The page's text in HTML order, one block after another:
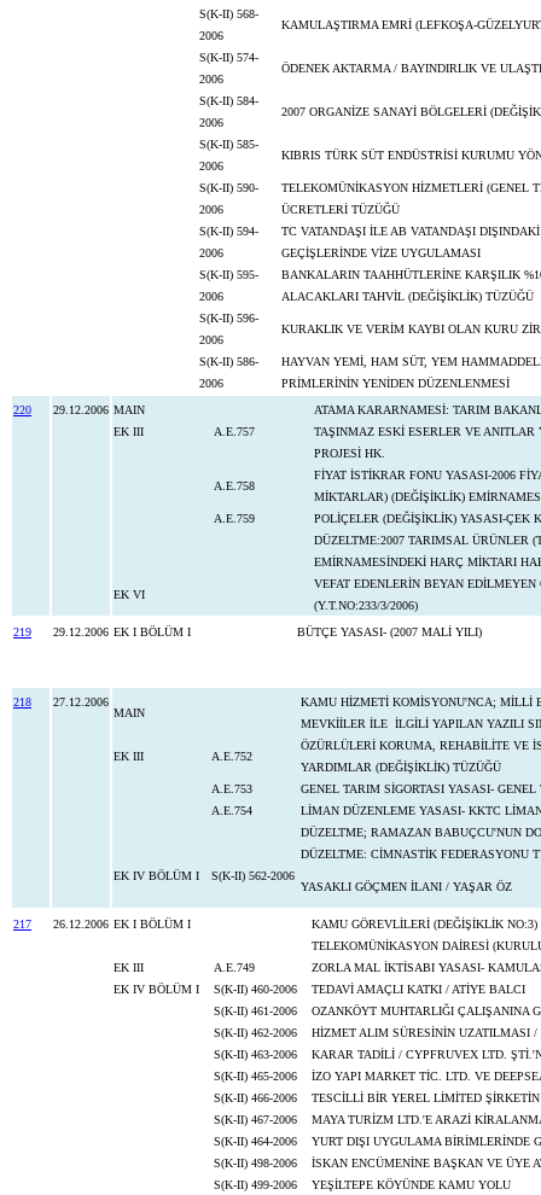
S(K-II) 568-
2006
KAMULAŞTIRMA EMRİ (LEFKOŞA-
S(K-II) 574-
2006
ÖDENEK AKTARMA / BAYINDIRLIK VE
S(K-II) 584-
2006
2007 ORGANİZE SANAYİ BÖLGELERİ
S(K-II) 585-
2006
KIBRIS TÜRK SÜT ENDÜSTRİSİ KURUMU
S(K-II) 590-
2006
TELEKOMÜNİKASYON HİZMETLERİ (GENEL
ÜCRETLERİ TÜZÜĞÜ
S(K-II) 594-
2006
TC VATANDAŞI İLE AB VATANDAŞI
GEÇİŞLERİNDE VİZE UYGULAMASI
S(K-II) 595-
2006
BANKALARIN TAAHHÜTLERİNE KARŞILIK
ALACAKLARI TAHVİL (DEĞİŞİKLİK) TÜZÜĞÜ
S(K-II) 596-
2006
KURAKLIK VE VERİM KAYBI OLAN KURU
S(K-II) 586-
2006
HAYVAN YEMİ, HAM SÜT, YEM
PRİMLERİNİN YENİDEN DÜZENLENMESİ
220
29.12.2006 MAIN
ATAMA KARARNAMESİ: TARIM
EK III
A.E.757
TAŞINMAZ ESKİ ESERLER VE
PROJESİ HK.
A.E.758
FİYAT İSTİKRAR FONU YASASI-2006
MİKTARLAR) (DEĞİŞİKLİK)
A.E.759
POLİÇELER (DEĞİŞİKLİK) YASASI-
DÜZELTME:2007 TARIMSAL ÜRÜNLER
EMİRNAMESİNDEKİ HARÇ MİKTARI
EK VI
VEFAT EDENLERİN BEYAN
(Y.T.NO:233/3/2006)
219
29.12.2006 EK I BÖLÜM I BÜTÇE YASASI- (2007 MALİ YILI)
218
27.12.2006
MAIN
KAMU HİZMETİ KOMİSYONU'NCA; MİLLİ
MEVKİİLER İLE İLGİLİ YAPILAN YAZILI
EK III A.E.752
ÖZÜRLÜLERİ KORUMA, REHABİLİTE VE
YARDIMLAR (DEĞİŞİKLİK) TÜZÜĞÜ
A.E.753
GENEL TARIM SİGORTASI YASASI-
A.E.754
LİMAN DÜZENLEME YASASI- KKTC
DÜZELTME; RAMAZAN BABUÇCU'NUN
DÜZELTME: CİMNASTİK FEDERASYONU
EK IV BÖLÜM I S(K-II) 562-2006
YASAKLI GÖÇMEN İLANI / YAŞAR ÖZ
217 26.12.2006 EK I BÖLÜM I
KAMU GÖREVLİLERİ (DEĞİŞİKLİK NO:3)
TELEKOMÜNİKASYON DAİRESİ
EK III
A.E.749
ZORLA MAL İKTİSABI YASASI-
EK IV BÖLÜM I
S(K-II) 460-2006
TEDAVİ AMAÇLI KATKI / ATİYE BALCI
S(K-II) 461-2006
OZANKÖYT MUHTARLIĞI ÇALIŞANINA
S(K-II) 462-2006
HİZMET ALIM SÜRESİNİN UZATILMASI
S(K-II) 463-2006
KARAR TADİLİ / CYPFRUVEX LTD.
S(K-II) 465-2006
İZO YAPI MARKET TİC. LTD. VE
S(K-II) 466-2006
TESCİLLİ BİR YEREL LİMİTED
S(K-II) 467-2006
MAYA TURİZM LTD.'E ARAZİ
S(K-II) 464-2006
YURT DIŞI UYGULAMA BİRİMLERİNDE
S(K-II) 498-2006
İSKAN ENCÜMENİNE BAŞKAN VE ÜYE
S(K-II) 499-2006
YEŞİLTEPE KÖYÜNDE KAMU YOLU